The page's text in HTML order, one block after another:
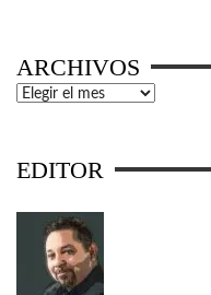
ARCHIVOS
Archivos
EDITOR